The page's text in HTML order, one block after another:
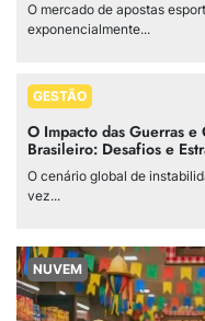
O mercado de apostas
exponencialmente...
GESTÃO
O Impacto das Guerras
Brasileiro: Desafios e
O cenário global de
vez...
NUVEM